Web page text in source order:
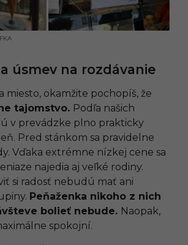
úsmev na rozdávanie
miesto, okamžite pochopíš, že
tajomstvo. Podľa našich
v prevádzke plno prakticky
Pred stánkom sa pravidelne
Vďaka extrémne nízkej cene sa
najedia aj veľké rodiny.
si radosť nebudú mať ani
Peňaženka nikoho z nich
bolieť nebude. Naopak,
spokojní.